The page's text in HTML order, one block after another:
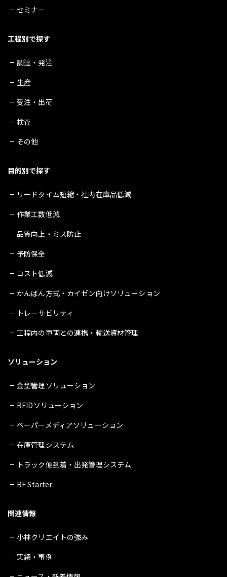
セミナー
工程別で探す
調達・発注
生産
受注・出荷
検査
その他
目的別で探す
リードタイム短縮・社内在庫品低減
作業工数低減
品質向上・ミス防止
予防保全
コスト低減
かんばん方式・カイゼン向けソリューション
トレーサビリティ
工程内の車両との連携・輸送資材管理
ソリューション
金型管理ソリューション
RFIDソリューション
ペーパーメディアソリューション
在庫管理システム
トラック便到着・出発管理システム
RF Starter
関連情報
小林クリエイトの強み
実績・事例